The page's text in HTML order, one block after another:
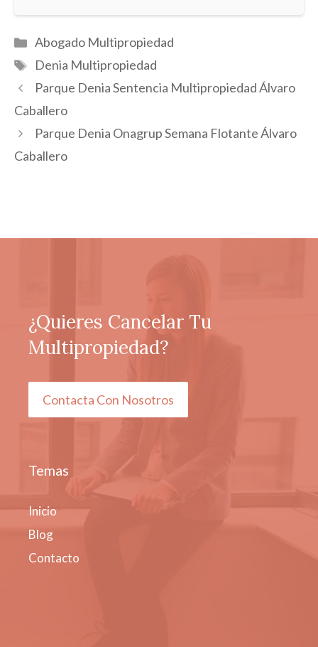
Categorías
Abogado Multipropiedad
Etiquetas
Denia Multipropiedad
Parque Denia Sentencia Multipropiedad Álvaro
Caballero
Parque Denia Onagrup Semana Flotante Álvaro
Caballero
¿Quieres Cancelar Tu
Multipropiedad?
Contacta Con Nosotros
Temas
Inicio
Blog
Contacto